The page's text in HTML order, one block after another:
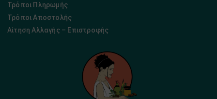
Τρόποι Πληρωμής
Τρόποι Αποστολής
Αίτηση Αλλαγής – Επιστροφής